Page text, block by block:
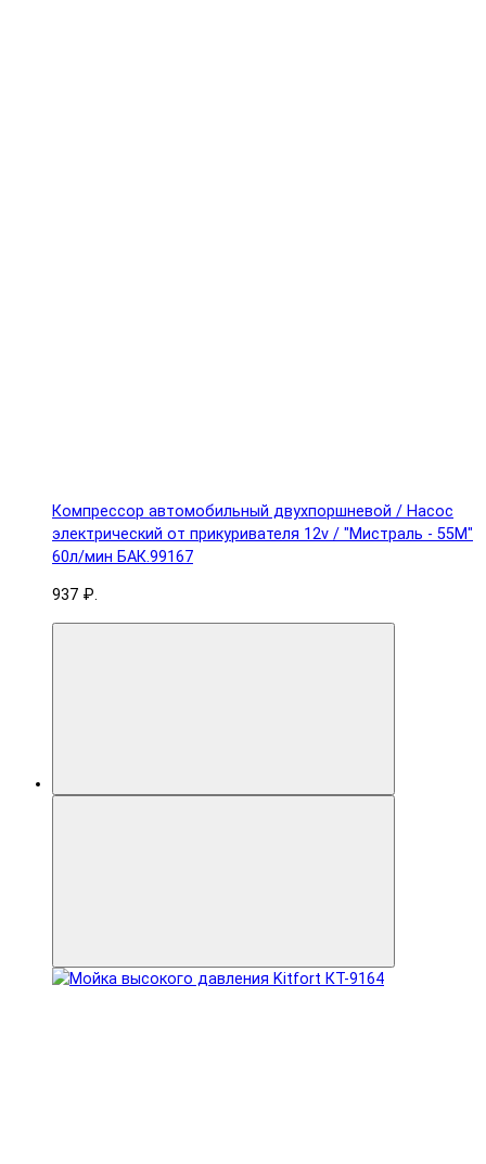
Компрессор автомобильный двухпоршневой / Насос
электрический от прикуривателя 12v / "Мистраль - 55М"
60л/мин БАК.99167
937 ₽.